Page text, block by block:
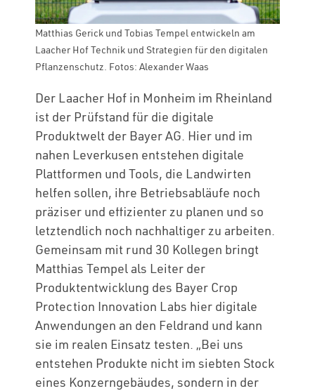
Matthias Gerick und Tobias Tempel entwickeln am
Laacher Hof Technik und Strategien für den digitalen
Pflanzenschutz. Fotos: Alexander Waas
Der Laacher Hof in Monheim im Rheinland
ist der Prüfstand für die digitale
Produktwelt der Bayer AG. Hier und im
nahen Leverkusen entstehen digitale
Plattformen und Tools, die Landwirten
helfen sollen, ihre Betriebsabläufe noch
präziser und effizienter zu planen und so
letztendlich noch nachhaltiger zu arbeiten.
Gemeinsam mit rund 30 Kollegen bringt
Matthias Tempel als Leiter der
Produktentwicklung des Bayer Crop
Protection Innovation Labs hier digitale
Anwendungen an den Feldrand und kann
sie im realen Einsatz testen. „Bei uns
entstehen Produkte nicht im siebten Stock
eines Konzerngebäudes, sondern in der